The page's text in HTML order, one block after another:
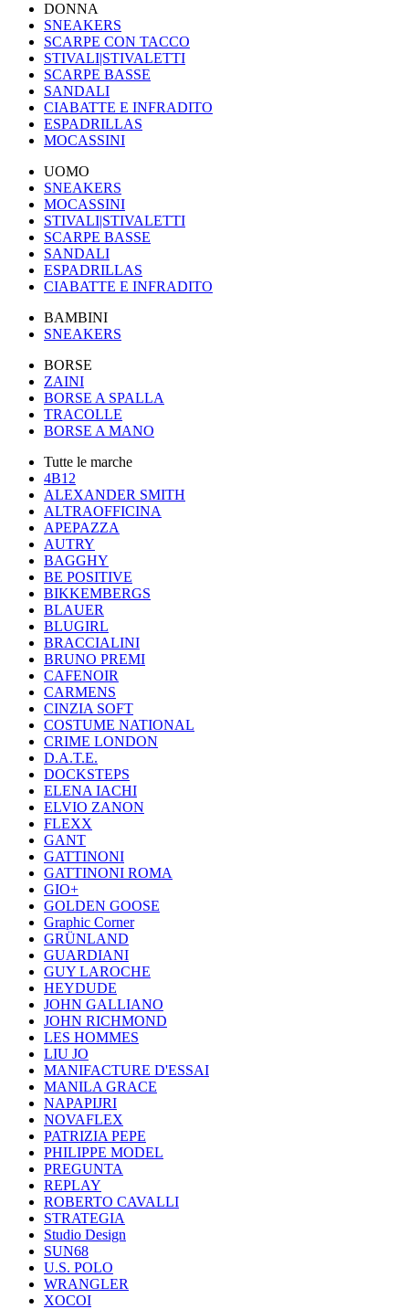
DONNA
SNEAKERS
SCARPE CON TACCO
STIVALI|STIVALETTI
SCARPE BASSE
SANDALI
CIABATTE E INFRADITO
ESPADRILLAS
MOCASSINI
UOMO
SNEAKERS
MOCASSINI
STIVALI|STIVALETTI
SCARPE BASSE
SANDALI
ESPADRILLAS
CIABATTE E INFRADITO
BAMBINI
SNEAKERS
BORSE
ZAINI
BORSE A SPALLA
TRACOLLE
BORSE A MANO
Tutte le marche
4B12
ALEXANDER SMITH
ALTRAOFFICINA
APEPAZZA
AUTRY
BAGGHY
BE POSITIVE
BIKKEMBERGS
BLAUER
BLUGIRL
BRACCIALINI
BRUNO PREMI
CAFENOIR
CARMENS
CINZIA SOFT
COSTUME NATIONAL
CRIME LONDON
D.A.T.E.
DOCKSTEPS
ELENA IACHI
ELVIO ZANON
FLEXX
GANT
GATTINONI
GATTINONI ROMA
GIO+
GOLDEN GOOSE
Graphic Corner
GRÜNLAND
GUARDIANI
GUY LAROCHE
HEYDUDE
JOHN GALLIANO
JOHN RICHMOND
LES HOMMES
LIU JO
MANIFACTURE D'ESSAI
MANILA GRACE
NAPAPIJRI
NOVAFLEX
PATRIZIA PEPE
PHILIPPE MODEL
PREGUNTA
REPLAY
ROBERTO CAVALLI
STRATEGIA
Studio Design
SUN68
U.S. POLO
WRANGLER
XOCOI